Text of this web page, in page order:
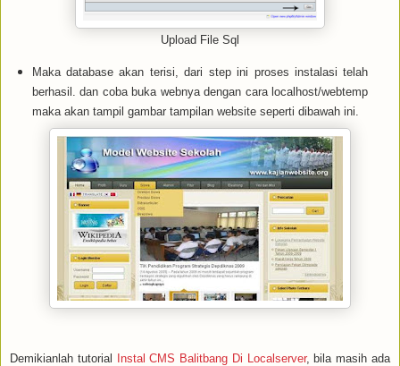
Upload File Sql
Maka database akan terisi, dari step ini proses instalasi telah
berhasil. dan coba buka webnya dengan cara localhost/webtemp
maka akan tampil gambar tampilan website seperti dibawah ini.
Demikianlah tutorial Instal CMS Balitbang Di Localserver, bila masih ada